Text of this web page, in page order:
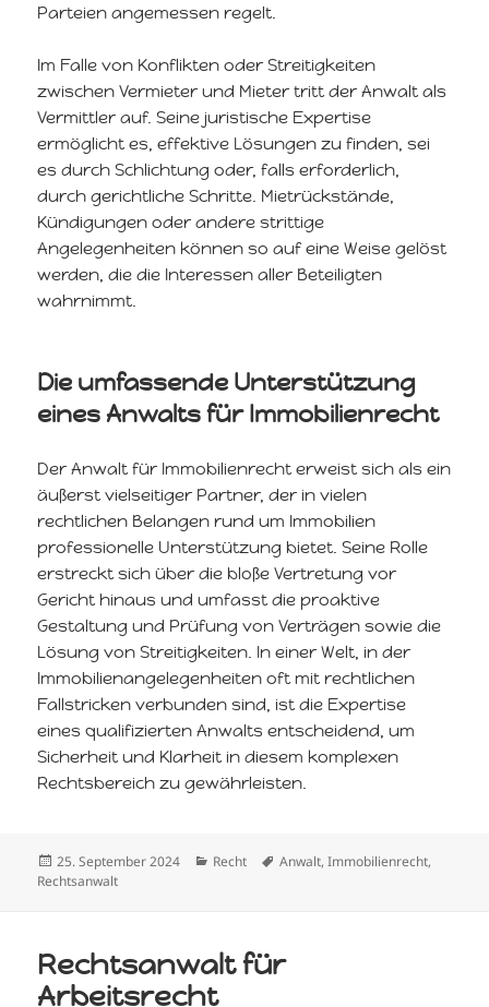
Parteien angemessen regelt.
Im Falle von Konflikten oder Streitigkeiten
zwischen Vermieter und Mieter tritt der Anwalt als
Vermittler auf. Seine juristische Expertise
ermöglicht es, effektive Lösungen zu finden, sei
es durch Schlichtung oder, falls erforderlich,
durch gerichtliche Schritte. Mietrückstände,
Kündigungen oder andere strittige
Angelegenheiten können so auf eine Weise gelöst
werden, die die Interessen aller Beteiligten
wahrnimmt.
Die umfassende Unterstützung
eines Anwalts für Immobilienrecht
Der Anwalt für Immobilienrecht erweist sich als ein
äußerst vielseitiger Partner, der in vielen
rechtlichen Belangen rund um Immobilien
professionelle Unterstützung bietet. Seine Rolle
erstreckt sich über die bloße Vertretung vor
Gericht hinaus und umfasst die proaktive
Gestaltung und Prüfung von Verträgen sowie die
Lösung von Streitigkeiten. In einer Welt, in der
Immobilienangelegenheiten oft mit rechtlichen
Fallstricken verbunden sind, ist die Expertise
eines qualifizierten Anwalts entscheidend, um
Sicherheit und Klarheit in diesem komplexen
Rechtsbereich zu gewährleisten.
Veröffentlicht
am
25. September 2024 Kategorien
Recht Schlagwörter
Anwalt,Immobilienrecht,
Rechtsanwalt
Rechtsanwalt für
Arbeitsrecht